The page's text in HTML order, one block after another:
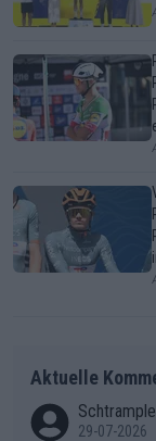
Aktuelle
29-07-2026